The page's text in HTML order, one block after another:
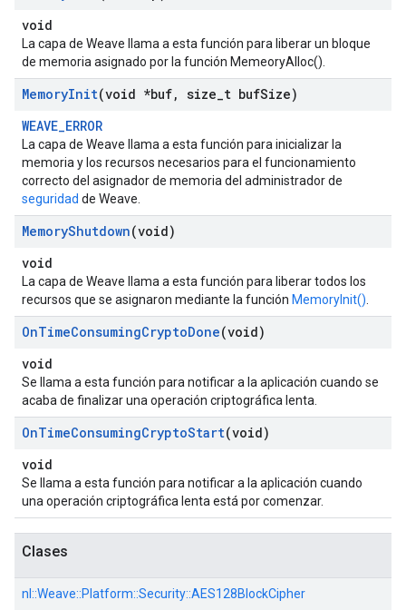
void
La capa de Weave llama a esta función para liberar un bloque
de memoria asignado por la función MemeoryAlloc().
MemoryInit(void *buf, size t bufSize)
WEAVE_ERROR
La capa de Weave llama a esta función para inicializar la
memoria y los recursos necesarios para el funcionamiento
correcto del asignador de memoria del administrador de
seguridad de Weave.
MemoryShutdown(void)
void
La capa de Weave llama a esta función para liberar todos los
recursos que se asignaron mediante la función MemoryInit()
OnTimeConsumingCryptoDone(void)
void
Se llama a esta función para notificar a la aplicación cuando se
acaba de finalizar una operación criptográfica lenta.
OnTimeConsumingCryptoStart(void)
void
Se llama a esta función para notificar a la aplicación cuando
una operación criptográfica lenta está por comenzar.
Clases
nl::Weave::Platform::Security::AES128BlockCipher